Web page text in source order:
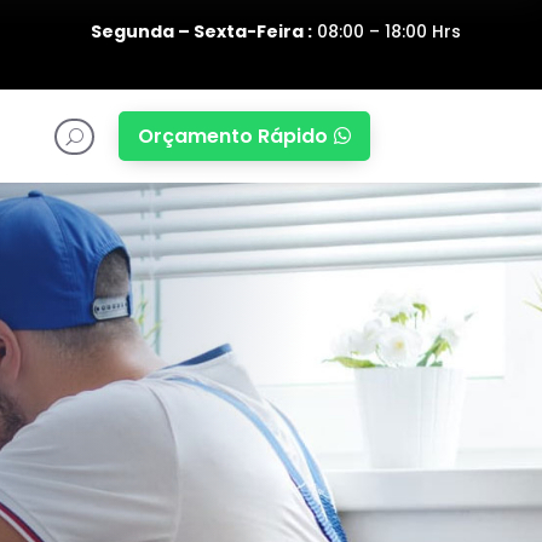
Segunda – Sexta-Feira :08:00 – 18:00 Hrs
U Orçamento Rápido 